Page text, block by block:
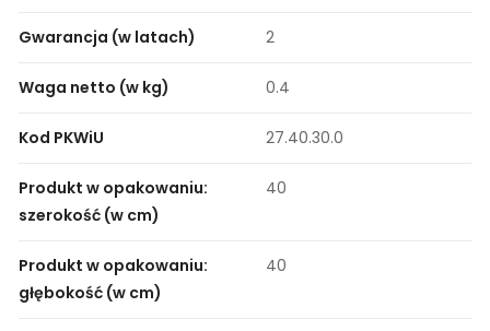
Gwarancja (w latach) 2
Waga netto (w kg) 0.4
Kod PKWiU 27.40.30.0
Produkt w opakowaniu:
szerokość (w cm)
40
Produkt w opakowaniu:
głębokość (w cm)
40